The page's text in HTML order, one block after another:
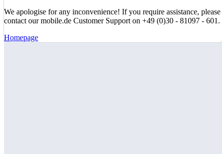
We apologise for any inconvenience! If you require assistance, please
contact our mobile.de Customer Support on +49 (0)30 - 81097 - 601.
Homepage